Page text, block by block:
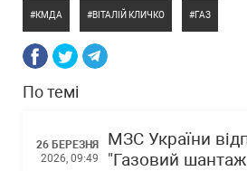
КМДА ВІТАЛІЙ КЛИЧКО ГАЗ
По темі
26 БЕРЕЗНЯ
2026, 09:49
МЗС України
"Газовий